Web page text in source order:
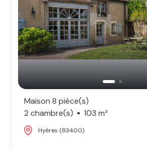
Maison 8 pièce(s)
2 chambre(s)
103 m²
Hyères (83400)